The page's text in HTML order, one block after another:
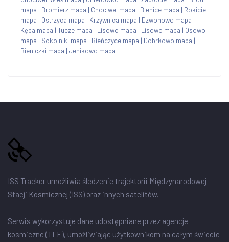
mapa | Bromierz mapa | Chociwel mapa | Bienice mapa | Rokicie
mapa | Ostrzyca mapa | Krzywnica mapa | Dzwonowo mapa |
Kępa mapa | Tucze mapa | Lisowo mapa | Lisowo mapa | Osowo
mapa | Sokolniki mapa | Bieńczyce mapa | Dobrkowo mapa |
Bieniczki mapa | Jenikowo mapa
ISS Tracker umożliwia śledzenie trajektorii Międzynarodowej
Stacji Kosmicznej (ISS) oraz innych satelitów.
Serwis wykorzystuje dane udostępniane przez agencje
kosmiczne (TLE), umożliwiając użytkownikom na całym świecie